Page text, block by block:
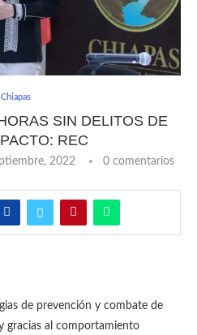
Chiapas
SIN DELITOS DE
REC
2022 0 comentarios
de prevención y combate de
gracias al comportamiento